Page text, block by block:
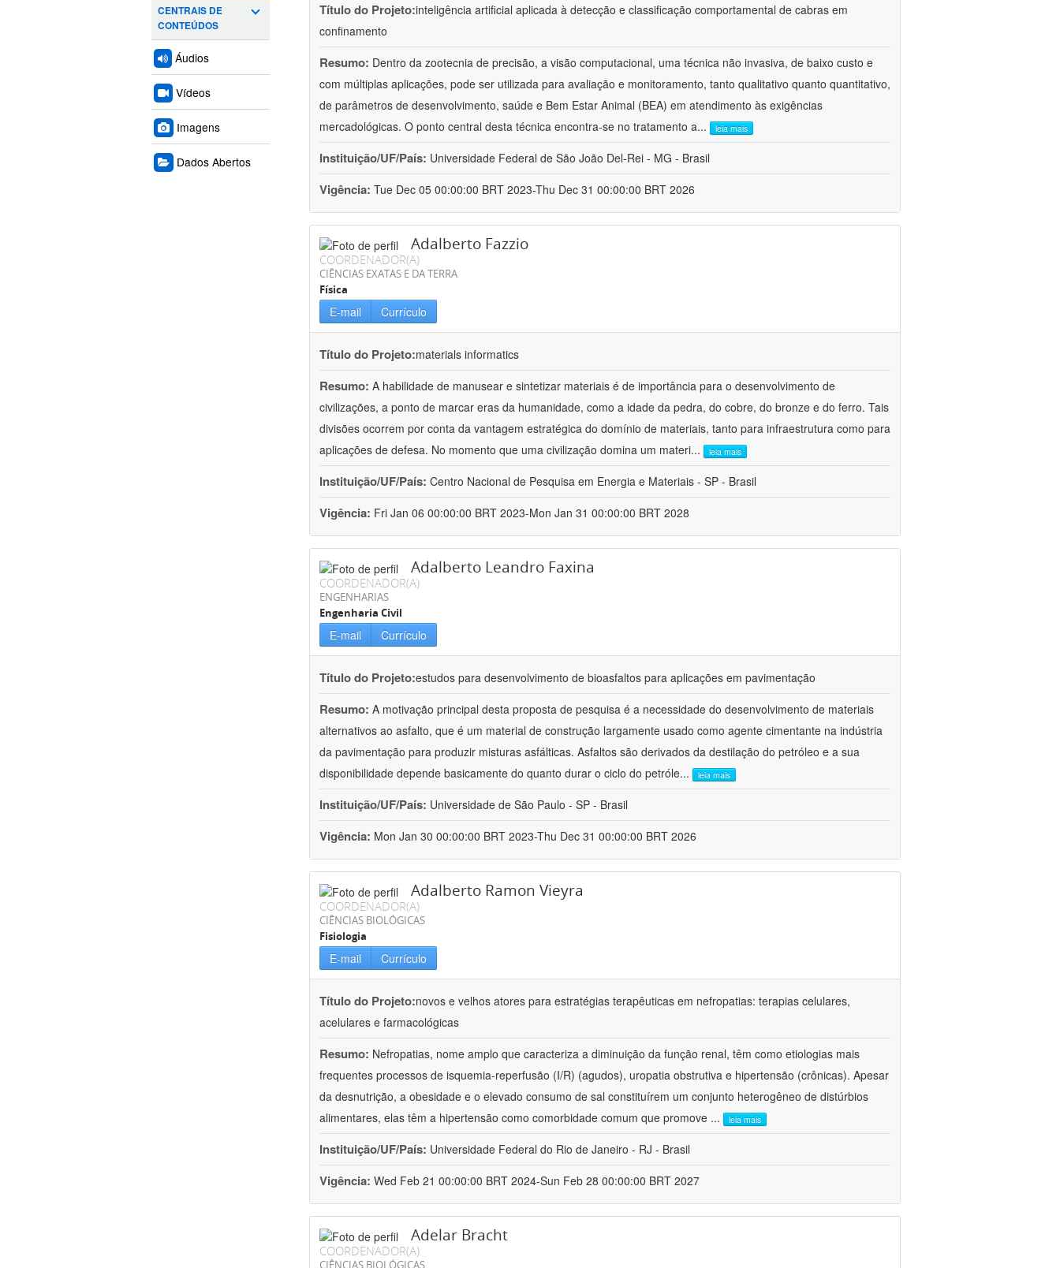
CENTRAIS DE
CONTEÚDOS
Áudios
Vídeos
Imagens
Dados Abertos
Título do Projeto:inteligência artificial aplicada à detecção e classificação comportamental de cabras em
confinamento
Resumo: Dentro da zootecnia de precisão, a visão computacional, uma técnica não invasiva, de baixo custo e
com múltiplas aplicações, pode ser utilizada para avaliação e monitoramento, tanto qualitativo quanto quantitativo,
de parâmetros de desenvolvimento, saúde e Bem Estar Animal (BEA) em atendimento às exigências
mercadológicas. O ponto central desta técnica encontra-se no tratamento a... leia mais
Instituição/UF/País: Universidade Federal de São João Del-Rei - MG - Brasil
Vigência: Tue Dec 05 00:00:00 BRT 2023-Thu Dec 31 00:00:00 BRT 2026
Adalberto Fazzio
COORDENADOR(A)
CIÊNCIAS EXATAS E DA TERRA
Física
E-mail Currículo
Título do Projeto:materials informatics
Resumo: A habilidade de manusear e sintetizar materiais é de importância para o desenvolvimento de
civilizações, a ponto de marcar eras da humanidade, como a idade da pedra, do cobre, do bronze e do ferro. Tais
divisões ocorrem por conta da vantagem estratégica do domínio de materiais, tanto para infraestrutura como para
aplicações de defesa. No momento que uma civilização domina um materi... leia mais
Instituição/UF/País: Centro Nacional de Pesquisa em Energia e Materiais - SP - Brasil
Vigência: Fri Jan 06 00:00:00 BRT 2023-Mon Jan 31 00:00:00 BRT 2028
Adalberto Leandro Faxina
COORDENADOR(A)
ENGENHARIAS
Engenharia Civil
E-mail Currículo
Título do Projeto:estudos para desenvolvimento de bioasfaltos para aplicações em pavimentação
Resumo: A motivação principal desta proposta de pesquisa é a necessidade do desenvolvimento de materiais
alternativos ao asfalto, que é um material de construção largamente usado como agente cimentante na indústria
da pavimentação para produzir misturas asfálticas. Asfaltos são derivados da destilação do petróleo e a sua
disponibilidade depende basicamente do quanto durar o ciclo do petróle... leia mais
Instituição/UF/País: Universidade de São Paulo - SP - Brasil
Vigência: Mon Jan 30 00:00:00 BRT 2023-Thu Dec 31 00:00:00 BRT 2026
Adalberto Ramon Vieyra
COORDENADOR(A)
CIÊNCIAS BIOLÓGICAS
Fisiologia
E-mail Currículo
Título do Projeto:novos e velhos atores para estratégias terapêuticas em nefropatias: terapias celulares,
acelulares e farmacológicas
Resumo: Nefropatias, nome amplo que caracteriza a diminuição da função renal, têm como etiologias mais
frequentes processos de isquemia-reperfusão (I/R) (agudos), uropatia obstrutiva e hipertensão (crônicas). Apesar
da desnutrição, a obesidade e o elevado consumo de sal constituírem um conjunto heterogêneo de distúrbios
alimentares, elas têm a hipertensão como comorbidade comum que promove ... leia mais
Instituição/UF/País: Universidade Federal do Rio de Janeiro - RJ - Brasil
Vigência: Wed Feb 21 00:00:00 BRT 2024-Sun Feb 28 00:00:00 BRT 2027
Adelar Bracht
COORDENADOR(A)
CIÊNCIAS BIOLÓGICAS